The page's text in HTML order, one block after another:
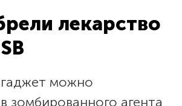
лекарство
можно
зомбированного агента